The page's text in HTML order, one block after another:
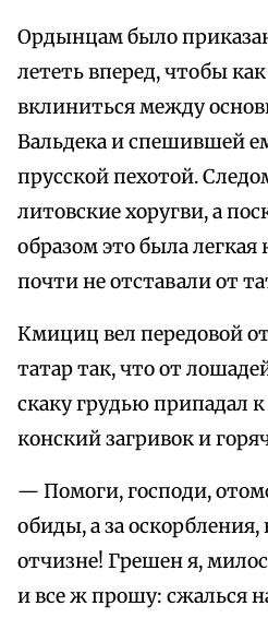
Ордынцам было
лететь вперед, чтобы
вклиниться между
Вальдека и спешившей
прусской пехотой.
литовские хоругви, а
образом это была легкая
почти не отставали от
Кмициц вел передовой
татар так, что от
скаку грудью припадал
конский загривок и
— Помоги, господи,
обиды, а за
отчизне! Грешен я,
и все ж прошу: сжалься